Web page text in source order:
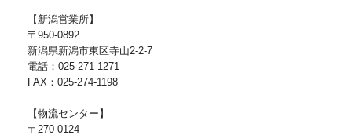
【新潟営業所】
〒950-0892
新潟県新潟市東区寺山2-2-7
電話：025-271-1271
FAX：025-274-1198
【物流センター】
〒270-0124